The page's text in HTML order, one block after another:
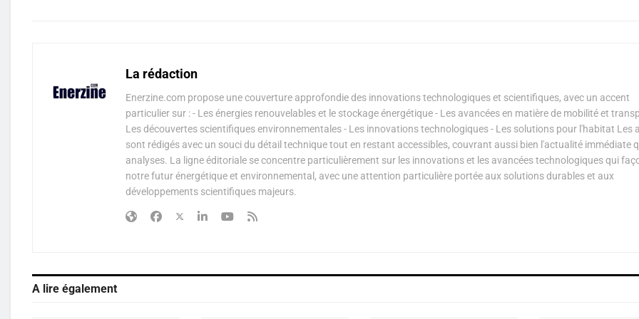
La rédaction
Enerzine.com propose une couverture approfondie des innovations technologiques et scientifiques, avec un accent
particulier sur : - Les énergies renouvelables et le stockage énergétique - Les avancées en matière de mobilité et
Les découvertes scientifiques environnementales - Les innovations technologiques - Les solutions pour l'habitat Les
sont rédigés avec un souci du détail technique tout en restant accessibles, couvrant aussi bien l'actualité immédiate
analyses. La ligne éditoriale se concentre particulièrement sur les innovations et les avancées technologiques qui
notre futur énergétique et environnemental, avec une attention particulière portée aux solutions durables et aux
développements scientifiques majeurs.
A lire également